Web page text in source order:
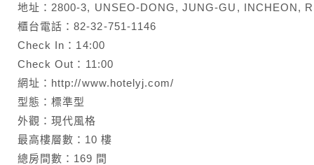
地址：2800-3, UNSEO-DONG, JUNG-GU, INCHEON,
櫃台電話：82-32-751-1146
Check In：14:00
Check Out：11:00
網址：http://www.hotelyj.com/
型態：標準型
外觀：現代風格
最高樓層數：10 樓
總房間數：169 間